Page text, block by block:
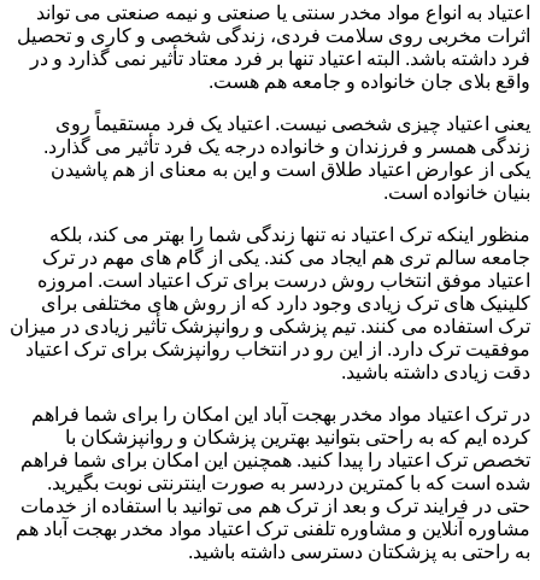
اعتیاد به انواع مواد مخدر سنتی یا صنعتی و نیمه صنعتی می تواند
اثرات مخربی روی سلامت فردی، زندگی شخصی و کاری و تحصیل
فرد داشته باشد. البته اعتیاد تنها بر فرد معتاد تأثیر نمی گذارد و در
واقع بلای جان خانواده و جامعه هم هست.
یعنی اعتیاد چیزی شخصی نیست. اعتیاد یک فرد مستقیماً روی
زندگی همسر و فرزندان و خانواده درجه یک فرد تأثیر می گذارد.
یکی از عوارض اعتیاد طلاق است و این به معنای از هم پاشیدن
بنیان خانواده است.
منظور اینکه ترک اعتیاد نه تنها زندگی شما را بهتر می کند، بلکه
جامعه سالم تری هم ایجاد می کند. یکی از گام های مهم در ترک
اعتیاد موفق انتخاب روش درست برای ترک اعتیاد است. امروزه
کلینیک های ترک زیادی وجود دارد که از روش های مختلفی برای
ترک استفاده می کنند. تیم پزشکی و روانپزشک تأثیر زیادی در میزان
موفقیت ترک دارد. از این رو در انتخاب روانپزشک برای ترک اعتیاد
دقت زیادی داشته باشید.
در ترک اعتیاد مواد مخدر بهجت آباد این امکان را برای شما فراهم
کرده ایم که به راحتی بتوانید بهترین پزشکان و روانپزشکان با
تخصص ترک اعتیاد را پیدا کنید. همچنین این امکان برای شما فراهم
شده است که با کمترین دردسر به صورت اینترنتی نوبت بگیرید.
حتی در فرایند ترک و بعد از ترک هم می توانید با استفاده از خدمات
مشاوره آنلاین و مشاوره تلفنی ترک اعتیاد مواد مخدر بهجت آباد هم
به راحتی به پزشکتان دسترسی داشته باشید.